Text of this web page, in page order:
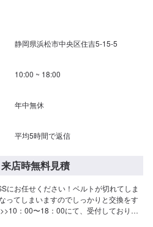
静岡県浜松市中央区住吉5-15-5
10:00 ~ 18:00
年中無休
平均5時間で返信
来店時無料見積
にお任せください！ベルトが切れてしま
ってしまいますのでしっかりと交換をす
：00〜18：00にて、受付しておりま